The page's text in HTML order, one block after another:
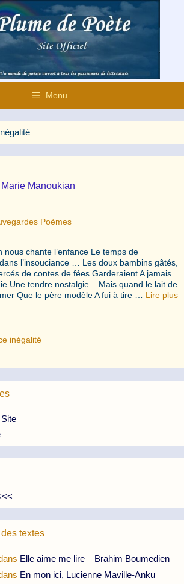
Menu
Manoukian
Poèmes
chante l’enfance Le temps de
l’insouciance … Les doux bambins gâtés,
de contes de fées Garderaient A jamais
Une tendre nostalgie. Mais quand le lait de
Que le père modèle A fui à tire … Lire plus
inégalité
textes
Elle aime me lire – Brahim Boumedien
En mon ici, Lucienne Maville-Anku